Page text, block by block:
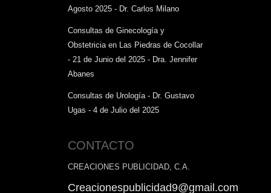
Agosto 2025 - Dr. Carlos Milano
Consultas de Ginecología y
Obstetricia en Las Piedras de Cocollar
- 21 de Junio del 2025 - Dra. Jennifer
Abanes
Consultas de Urología - Dr. Gustavo
Ugas - 4 de Julio del 2025
CONTACTO
CREACIONES PUBLICIDAD, C.A.
Creacionespublicidad9@gmail.com